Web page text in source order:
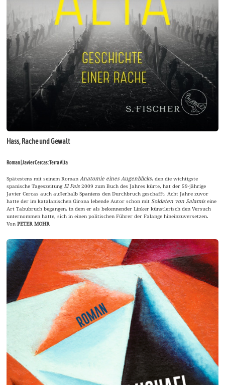
Hass, Rache und Gewalt
Roman | Javier Cercas: Terra Alta
Spätestens mit seinem RomanAnatomie eines Augenblicks, den die wichtigste
spanische TageszeitungEl Pais 2009 zum Buch des Jahres kürte, hat der 59-jährige
Javier Cercas auch außerhalb Spaniens den Durchbruch geschafft. Acht Jahre zuvor
hatte der im katalanischen Girona lebende Autor schon mit Soldaten von Salamis eine
Art Tabubruch begangen, in dem er als bekennender Linker künstlerisch den Versuch
unternommen hatte, sich in einen politischen Führer der Falange hineinzuversetzen.
VonPETER MOHR